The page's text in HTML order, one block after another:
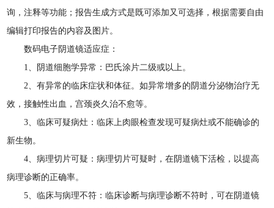
询，注释等功能；报告生成方式是既可添加又可选择，根据需要自由
编辑打印报告的内容及图片。
数码电子阴道镜适应症：
1、阴道细胞学异常：巴氏涂片二级或以上。
2、有异常的临床症状和体征。如异常增多的阴道分泌物治疗无
效，接触性出血，宫颈炎久治不愈等。
3、临床可疑病灶：临床上肉眼检查发现可疑病灶或不能确诊的
新生物。
4、病理切片可疑：病理切片可疑时，在阴道镜下活检，以提高
病理诊断的正确率。
5、临床与病理不符：临床诊断与病理诊断不符时，可在阴道镜